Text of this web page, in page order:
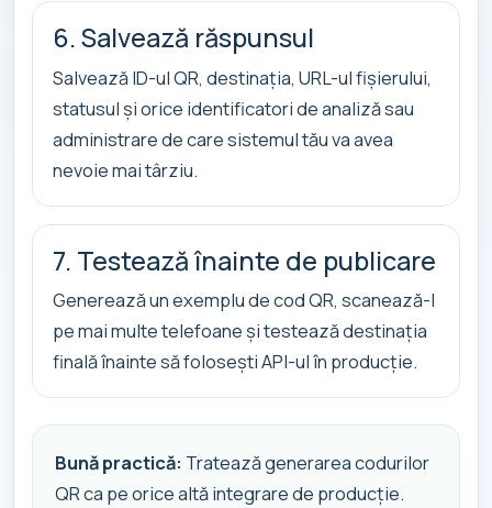
6. Salvează răspunsul
Salvează ID-ul QR, destinația, URL-ul fișierului,
statusul și orice identificatori de analiză sau
administrare de care sistemul tău va avea
nevoie mai târziu.
7. Testează înainte de publicare
Generează un exemplu de cod QR, scanează-l
pe mai multe telefoane și testează destinația
finală înainte să folosești API-ul în producție.
Bună practică: Tratează generarea codurilor
QR ca pe orice altă integrare de producție.